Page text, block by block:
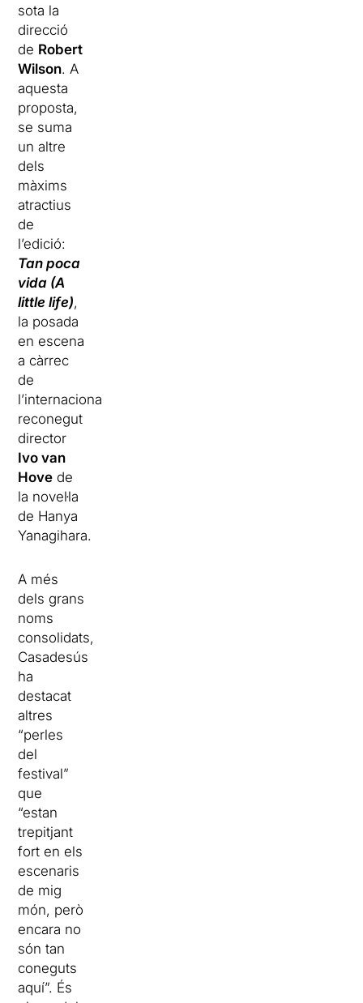
sota la
direcció
de Robert
Wilson. A
aquesta
proposta,
se suma
un altre
dels
màxims
atractius
de
l’edició:
Tan poca
vida (A
little life),
la posada
en escena
a càrrec
de
l’internacionalment
reconegut
director
Ivo van
Hove de
la novel·la
de Hanya
Yanagihara.
A més
dels grans
noms
consolidats,
Casadesús
ha
destacat
altres
“perles
del
festival”
que
“estan
trepitjant
fort en els
escenaris
de mig
món, però
encara no
són tan
coneguts
aquí”. És